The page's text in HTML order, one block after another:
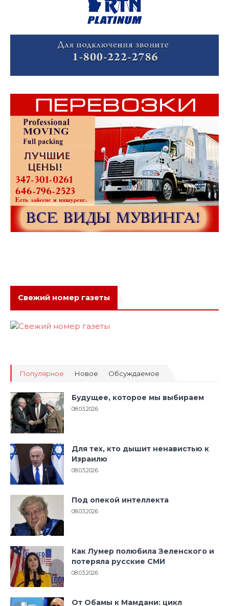
Свежий номер газеты
Популярное Новое Обсуждаемое
Будущее, которое мы выбираем
08.03.2026
Для тех, кто дышит ненавистью к
Израилю
08.03.2026
Под опекой интеллекта
08.03.2026
Как Лумер полюбила Зеленского и
потеряла русские СМИ
08.03.2026
От Обамы к Мамдани: цикл